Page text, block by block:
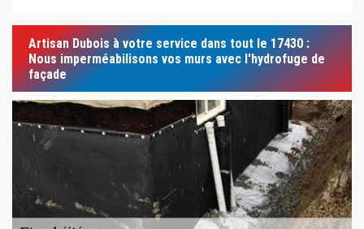
Artisan Dubois à votre service dans tout le 17430 :
Nous imperméabilisons vos murs avec l'hydrofuge de
façade